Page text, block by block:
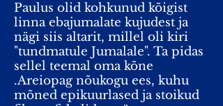
Paulus olid kohkunud kõigist
linna ebajumalate kujudest ja
nägi siis altarit, millel oli kiri
"tundmatule Jumalale". Ta pidas
sellel teemal oma kõne
.Areiopag nõukogu ees, kuhu
mõned epikuurlased ja stoikud